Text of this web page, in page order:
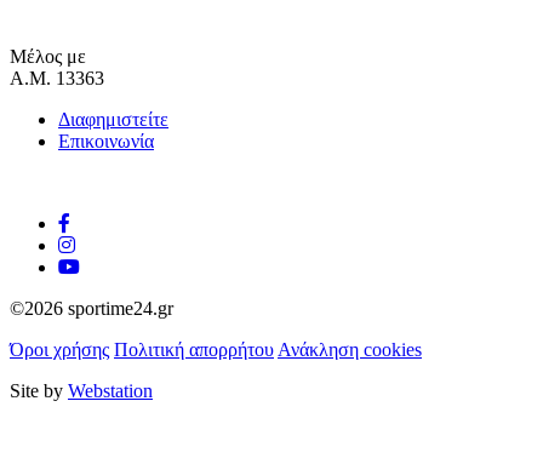
Μέλος με
Α.Μ. 13363
Διαφημιστείτε
Επικοινωνία
©2026 sportime24.gr
Όροι χρήσης Πολιτική απορρήτου Ανάκληση cookies
Site by Webstation